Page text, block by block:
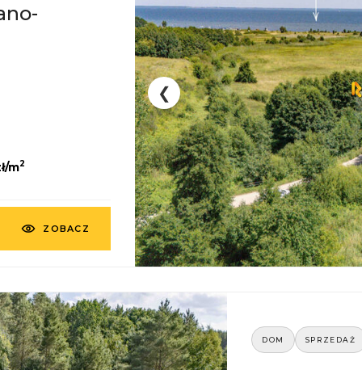
❮
m2
ZOBACZ
DOM SPRZEDAŻ